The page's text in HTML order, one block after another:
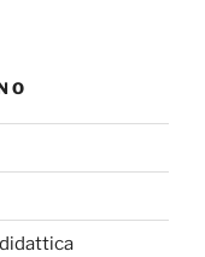
didattica